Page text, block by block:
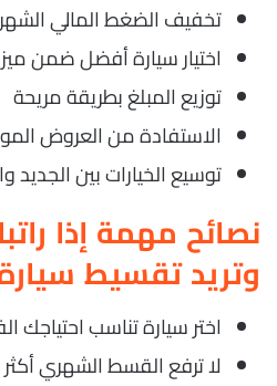
تخفيف الضغط المالي
اختيار سيارة أفضل ضمن
توزيع المبلغ بطريقة مريحة
الاستفادة من العروض
توسيع الخيارات بين
وتريد تقسيط
اختر سيارة تناسب احتياجك
لا ترفع القسط الشهري